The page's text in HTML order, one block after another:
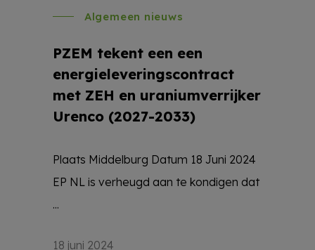
Algemeen nieuws
PZEM tekent een een
energieleveringscontract
met ZEH en uraniumverrijker
Urenco (2027-2033)
Plaats Middelburg Datum 18 Juni 2024
EP NL is verheugd aan te kondigen dat
...
18 juni 2024